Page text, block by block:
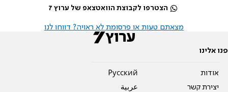
הצטרפו לקבוצת הוואטצאפ של ערוץ 7
מצאתם טעות או פרסומת לא ראויה? דווחו לנו
פנו אלינו
אודות
יצירת קשר
Pусский
عربية